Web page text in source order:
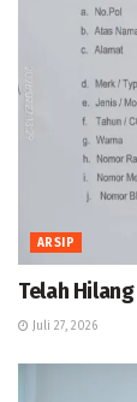
ARSIP
Telah
Juli 27, 2026